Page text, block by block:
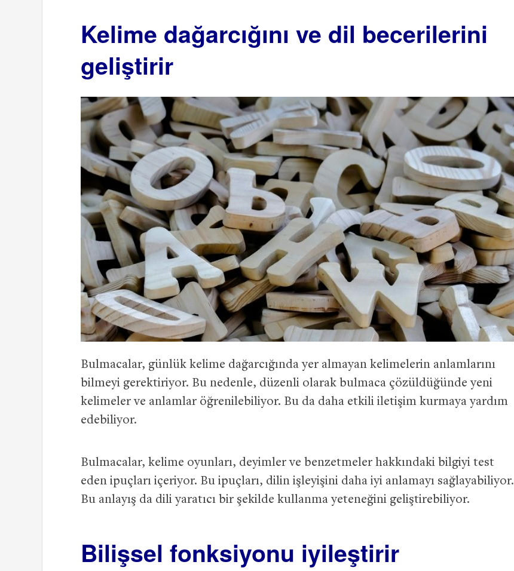
Kelime dağarcığını ve dil becerilerini
geliştirir
Bulmacalar, günlük kelime dağarcığında yer almayan kelimelerin anlamlarını
bilmeyi gerektiriyor. Bu nedenle, düzenli olarak bulmaca çözüldüğünde yeni
kelimeler ve anlamlar öğrenilebiliyor. Bu da daha etkili iletişim kurmaya yardım
edebiliyor.
Bulmacalar, kelime oyunları, deyimler ve benzetmeler hakkındaki bilgiyi test
eden ipuçları içeriyor. Bu ipuçları, dilin işleyişini daha iyi anlamayı sağlayabiliyor.
Bu anlayış da dili yaratıcı bir şekilde kullanma yeteneğini geliştirebiliyor.
Bilişsel fonksiyonu iyileştirir